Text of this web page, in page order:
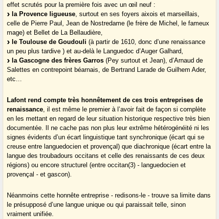
effet scrutés pour la première fois avec un œil neuf :
la Provence ligueuse, surtout en ses foyers aixois et marseillais,
celle de Pierre Paul, Jean de Nostredame (le frère de Michel, le fameux
mage) et Bellet de La Bellaudière,
le Toulouse de Goudouli (à partir de 1610, donc d’une renaissance
un peu plus tardive ) et au-delà le Languedoc d’Auger Galhard,
la Gascogne des frères Garros (Pey surtout et Jean), d’Arnaud de
Salettes en contrepoint béarnais, de Bertrand Larade de Guilhem Ader,
etc…
Lafont rend compte très honnêtement de ces trois entreprises de
renaissance, il est même le premier à l’avoir fait de façon si complète
en les mettant en regard de leur situation historique respective très bien
documentée. Il ne cache pas non plus leur extrême hétérogénéité ni les
signes évidents d’un écart linguistique tant synchronique (écart qui se
creuse entre languedocien et provençal) que diachronique (écart entre la
langue des troubadours occitans et celle des renaissants de ces deux
régions) ou encore structurel (entre occitan(3) - languedocien et
provençal - et gascon).
Néanmoins cette honnête entreprise - redisons-le - trouve sa limite dans
le présupposé d’une langue unique ou qui paraissait telle, sinon
vraiment unifiée.